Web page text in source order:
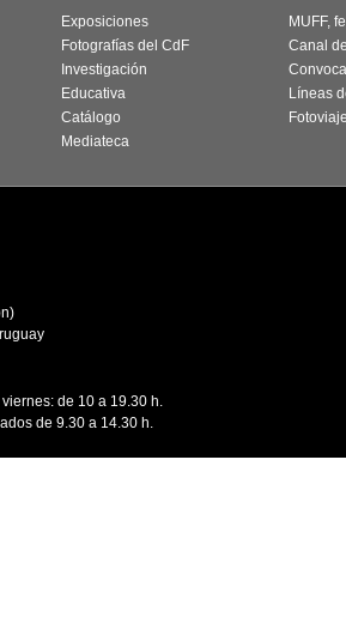
Exposiciones
Fotografías del CdF
Investigación
Educativa
Catálogo
Mediateca
MUFF,
Canal
Líneas
de 10 a 19.30 h.
de 9.30 a 14.30 h.